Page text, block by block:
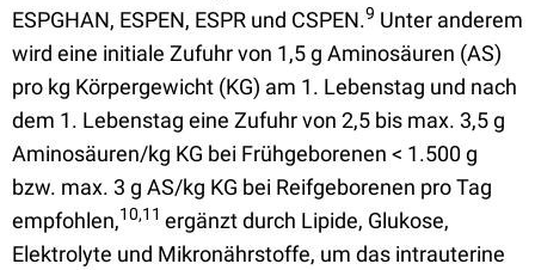
ESPGHAN, ESPEN, ESPR und CSPEN.9 Unter anderem
wird eine initiale Zufuhr von 1,5 g Aminosäuren (AS)
pro kg Körpergewicht (KG) am 1. Lebenstag und nach
dem 1. Lebenstag eine Zufuhr von 2,5 bis max. 3,5 g
Aminosäuren/kg KG bei Frühgeborenen < 1.500 g
bzw. max. 3 g AS/kg KG bei Reifgeborenen pro Tag
empfohlen,10,11 ergänzt durch Lipide, Glukose,
Elektrolyte und Mikronährstoffe, um das intrauterine